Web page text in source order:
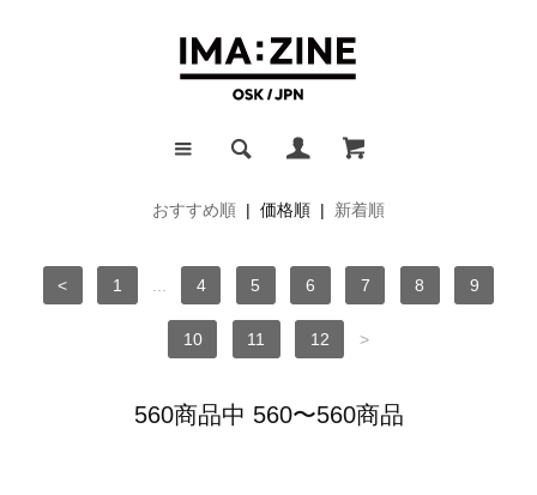
おすすめ順 | 価格順 | 新着順
< 1 4 5 6 7 8 9
10 11 12 >
560商品中 560〜560商品